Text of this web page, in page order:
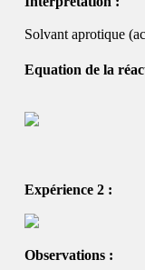
Solvant aprotique
Equation de la
Expérience 2 :
Observations :